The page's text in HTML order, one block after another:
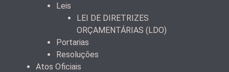
Leis
LEI DE DIRETRIZES
ORÇAMENTÁRIAS (LDO)
Portarias
Resoluções
Atos Oficiais